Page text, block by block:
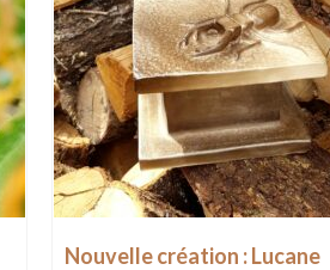
Nouvelle création : Lucane